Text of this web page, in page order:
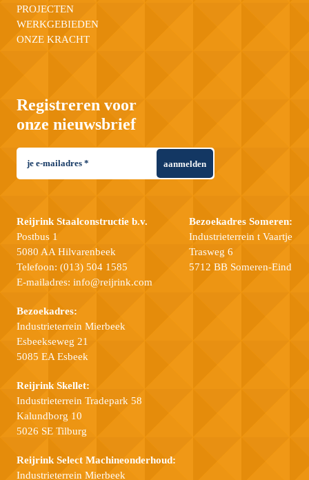
PROJECTEN
WERKGEBIEDEN
ONZE KRACHT
Registreren voor
onze nieuwsbrief
aanmelden
Reijrink Staalconstructie b.v.
Postbus 1
5080 AA Hilvarenbeek
Telefoon: (013) 504 1585
E-mailadres: info@reijrink.com
Bezoekadres:
Industrieterrein Mierbeek
Esbeekseweg 21
5085 EA Esbeek
Bezoekadres Someren:
Industrieterrein t Vaartje
Trasweg 6
5712 BB Someren-Eind
Reijrink Skellet:
Industrieterrein Tradepark 58
Kalundborg 10
5026 SE Tilburg
Reijrink Select Machineonderhoud:
Industrieterrein Mierbeek